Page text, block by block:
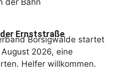
der Bahn
Ernststraße
Borsigwalde startet
2026, eine
Helfer willkommen.